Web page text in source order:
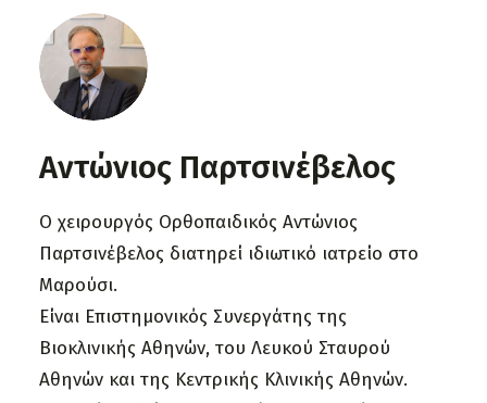
Αντώνιος Παρτσινέβελος
Ο χειρουργός Ορθοπαιδικός Αντώνιος
Παρτσινέβελος διατηρεί ιδιωτικό ιατρείο στο
Μαρούσι.
Είναι Επιστημονικός Συνεργάτης της
Βιοκλινικής Αθηνών, του Λευκού Σταυρού
Αθηνών και της Κεντρικής Κλινικής Αθηνών.